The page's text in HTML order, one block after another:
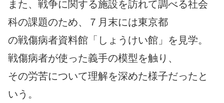
また、戦争に関する施設を訪れて調べる社会
科の課題のため、７月末には東京都
の戦傷病者資料館「しょうけい館」を見学。
戦傷病者が使った義手の模型を触り、
その労苦について理解を深めた様子だったと
いう。